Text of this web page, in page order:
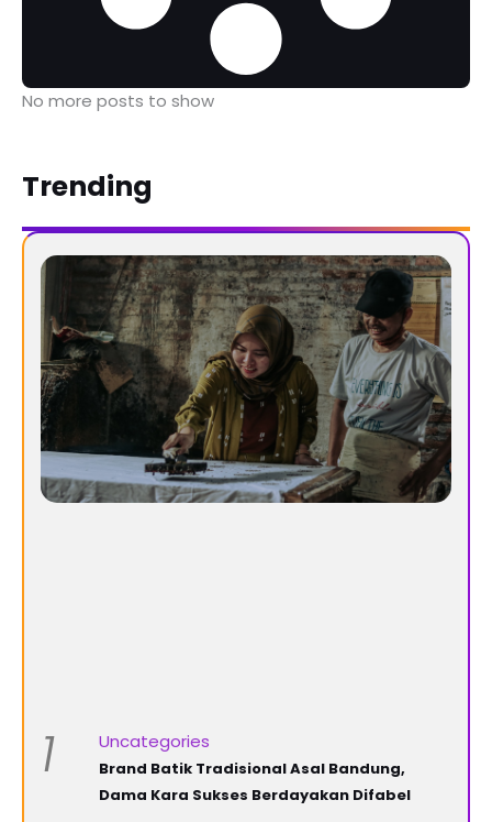
No more posts to show
Trending
1 Uncategories
Brand Batik Tradisional Asal Bandung,
Dama Kara Sukses Berdayakan Difabel